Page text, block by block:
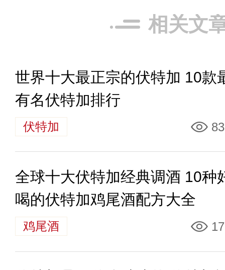
相关文
世界十大最正宗的伏特加 10款
有名伏特加排行
伏特加
全球十大伏特加经典调酒 10种
喝的伏特加鸡尾酒配方大全
鸡尾酒